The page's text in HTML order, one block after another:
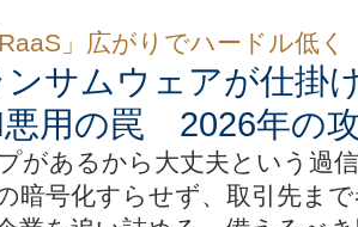
RaaS」広がりでハードル低く
ンサムウェアが仕掛
用の罠 2026年の
があるから大丈夫という過
暗号化すらせず、取引先ま